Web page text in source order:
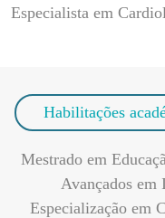
Especialista em
Habilitações
Mestrado em
Avançados em
Especialização em